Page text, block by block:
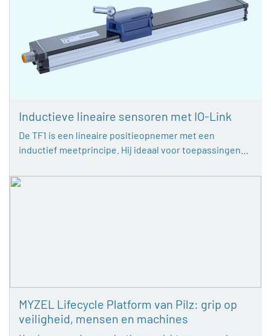
Inductieve lineaire sensoren met IO-Link
De TF1 is een lineaire positieopnemer met een
inductief meetprincipe. Hij ideaal voor toepassingen…
MYZEL Lifecycle Platform van Pilz: grip op
veiligheid, mensen en machines